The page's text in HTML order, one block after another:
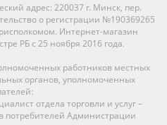
адрес: 220037 г. Минск, пер.
о регистрации №190369265
Интернет-магазин
РБ с 25 ноября 2016 года.
работников местных
органов, уполномоченных
отдела торговли и услуг –
потребителей Администрации